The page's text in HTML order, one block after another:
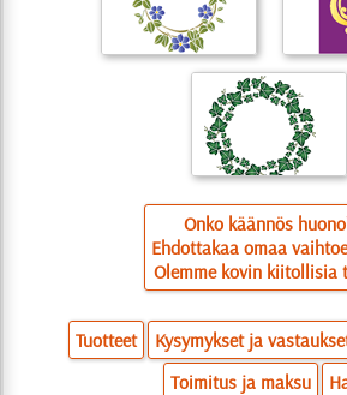
Onko käännös
Ehdottakaa omaa
Olemme kovin kiitollisia
Tuotteet Kysymykset ja
Toimitus ja maksu